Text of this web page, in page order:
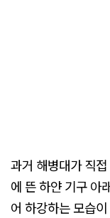
과거 해병대가 직
에 뜬 하얀 기구 아
어 하강하는 모습